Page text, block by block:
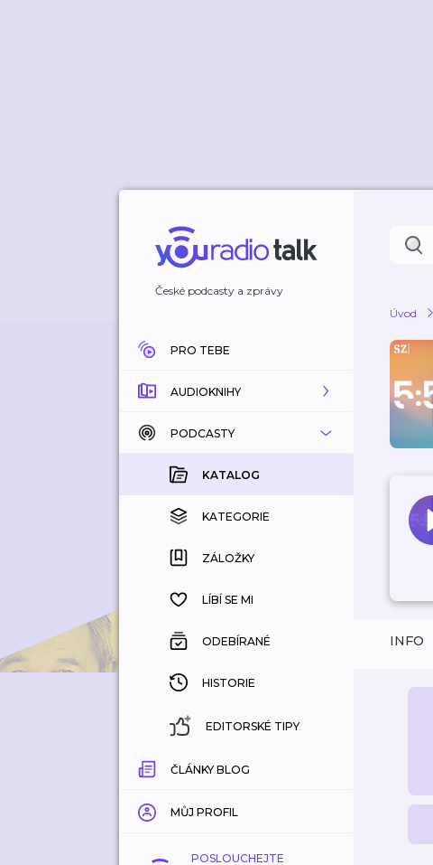
České podcasty a zprávy
PRO TEBE
AUDIOKNIHY
KATALOG
KOUPENÉ
KATEGORIE
ZÁLOŽKY
HISTORIE
PODCASTY
KATALOG
KATEGORIE
ZÁLOŽKY
LÍBÍ SE MI
ODEBÍRANÉ
HISTORIE
EDITORSKÉ TIPY
ČLÁNKY BLOG
MŮJ PROFIL
POSLOUCHEJTE
Úvod
INFO